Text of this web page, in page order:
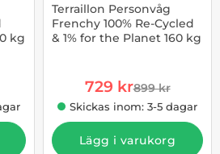
kg
Terraillon Personvåg
Frenchy 100% Re-Cycled
& 1% for the Planet 160 kg
rea pris
729 krtidigare pris
899 kr
Skickas inom: 3-5 dagar
Lägg i varukorg